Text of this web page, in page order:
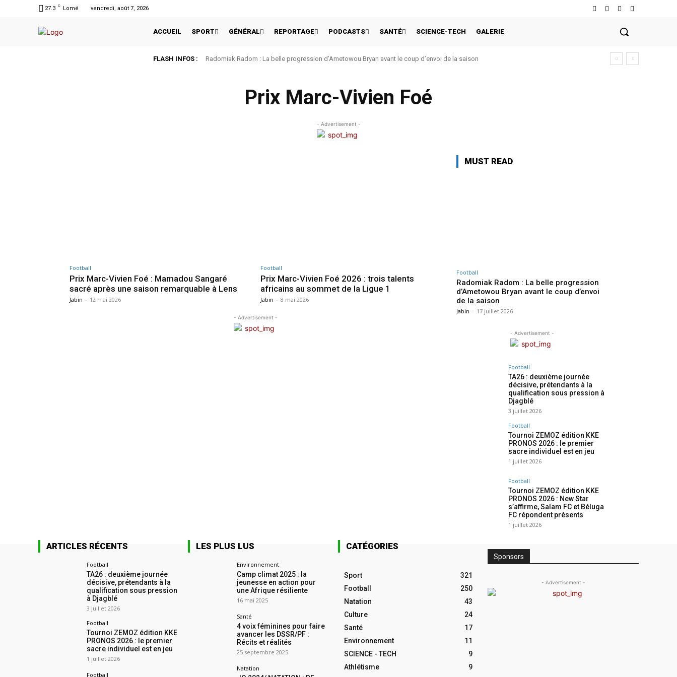
27.3 C Lomé vendredi, août 7, 2026
ACCUEIL SPORT GÉNÉRAL REPORTAGE PODCASTS SANTÉ SCIENCE-TECH GALERIE
FLASH INFOS : Radomiak Radom : La belle progression d’Ametowou Bryan avant le coup d’envoi de la saison
Prix Marc-Vivien Foé
- Advertisement -
Football
Prix Marc-Vivien Foé : Mamadou Sangaré
sacré après une saison remarquable à Lens
Jabin - 12 mai 2026
Football
Prix Marc-Vivien Foé 2026 : trois talents
africains au sommet de la Ligue 1
Jabin - 8 mai 2026
- Advertisement -
MUST READ
Football
Radomiak Radom : La belle progression
d’Ametowou Bryan avant le coup d’envoi
de la saison
Jabin - 17 juillet 2026
- Advertisement -
Football
TA26 : deuxième journée
décisive, prétendants à la
qualification sous pression à
Djagblé
3 juillet 2026
Football
Tournoi ZEMOZ édition KKE
PRONOS 2026 : le premier
sacre individuel est en jeu
1 juillet 2026
Football
Tournoi ZEMOZ édition KKE
PRONOS 2026 : New Star
s’affirme, Salam FC et Béluga
FC répondent présents
1 juillet 2026
ARTICLES RÉCENTS
Football
TA26 : deuxième journée
décisive, prétendants à la
qualification sous pression
à Djagblé
3 juillet 2026
Football
Tournoi ZEMOZ édition KKE
PRONOS 2026 : le premier
sacre individuel est en jeu
1 juillet 2026
Football
LES PLUS LUS
Environnement
Camp climat 2025 : la
jeunesse en action pour
une Afrique résiliente
16 mai 2025
Santé
4 voix féminines pour faire
avancer les DSSR/PF :
Récits et réalités
25 septembre 2025
Natation
CATÉGORIES
Sport
321
Football
250
Natation
43
Culture
24
Santé
17
Environnement
11
SCIENCE - TECH
9
Athlétisme
9
Sponsors
- Advertisement -